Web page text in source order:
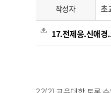
작성자 초
17.전제응.신애